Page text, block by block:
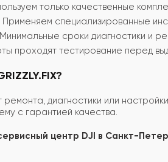
только качественные
Применяем специализированные
Минимальные сроки диагностики и
проходят тестирование перед
диагностики или
с гарантией качества.
центр DJI в Санкт-